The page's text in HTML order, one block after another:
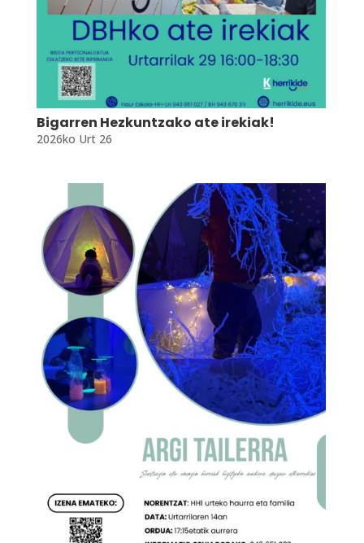
Bigarren Hezkuntzako ate irekiak!
2026ko Urt 26